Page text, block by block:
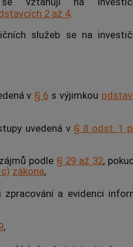
2 až 4.
služeb se na
v § 6 s výjimkou
uvedená v § 8 odst. 1
podle § 29 až 32,
zákona,
a evidenci
,